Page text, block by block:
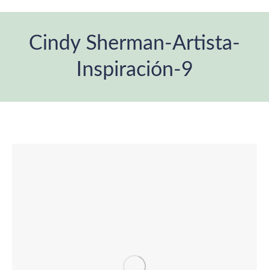
Cindy Sherman-Artista-
Inspiración-9